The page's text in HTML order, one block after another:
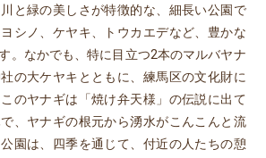
と緑の美しさが特徴的な、細長い公園で
シノ、ケヤキ、トウカエデなど、豊かな
。なかでも、特に目立つ2本のマルバヤナ
の大ケヤキとともに、練馬区の文化財に
のヤナギは「焼け弁天様」の伝説に出て
、ヤナギの根元から湧水がこんこんと流
園は、四季を通じて、付近の人たちの憩